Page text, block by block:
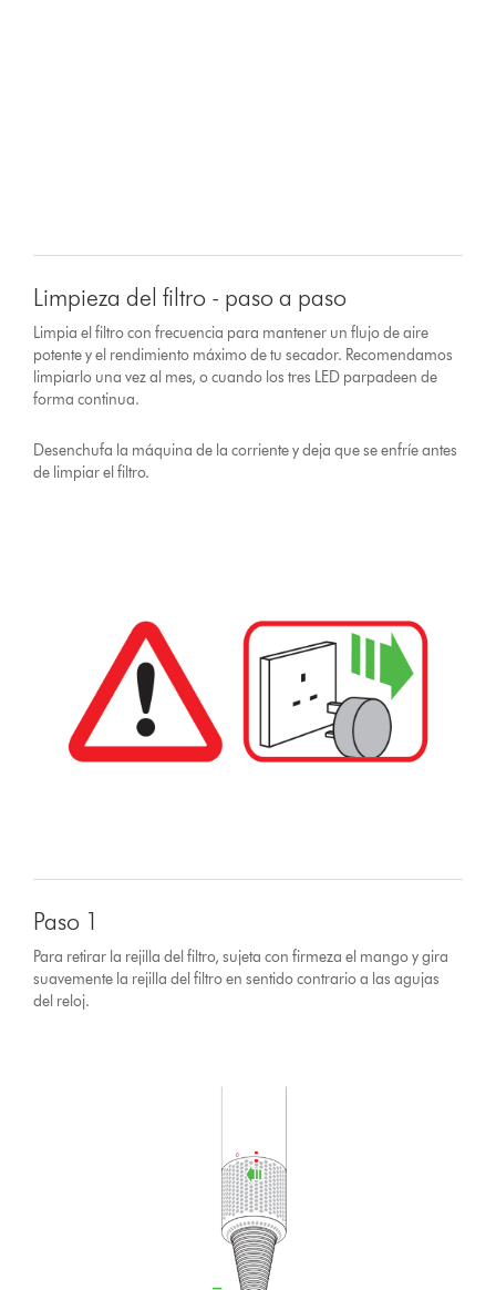
Limpieza del filtro - paso a paso
Limpia el filtro con frecuencia para mantener un flujo de aire
potente y el rendimiento máximo de tu secador. Recomendamos
limpiarlo una vez al mes, o cuando los tres LED parpadeen de
forma continua.
Desenchufa la máquina de la corriente y deja que se enfríe antes
de limpiar el filtro.
Paso 1
Para retirar la rejilla del filtro, sujeta con firmeza el mango y gira
suavemente la rejilla del filtro en sentido contrario a las agujas
del reloj.